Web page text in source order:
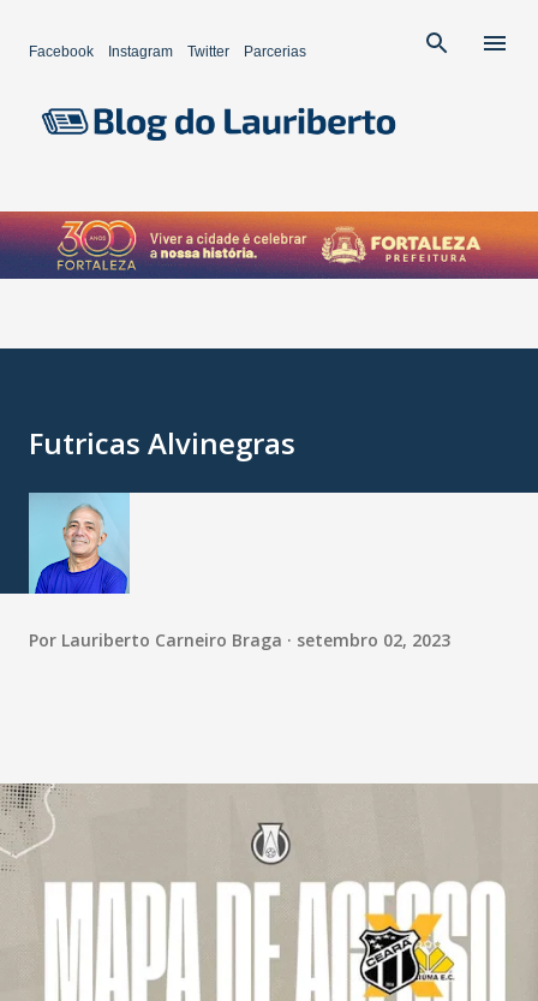
Facebook Instagram Twitter Parcerias
Futricas Alvinegras
Por Lauriberto Carneiro Braga setembro 02, 2023